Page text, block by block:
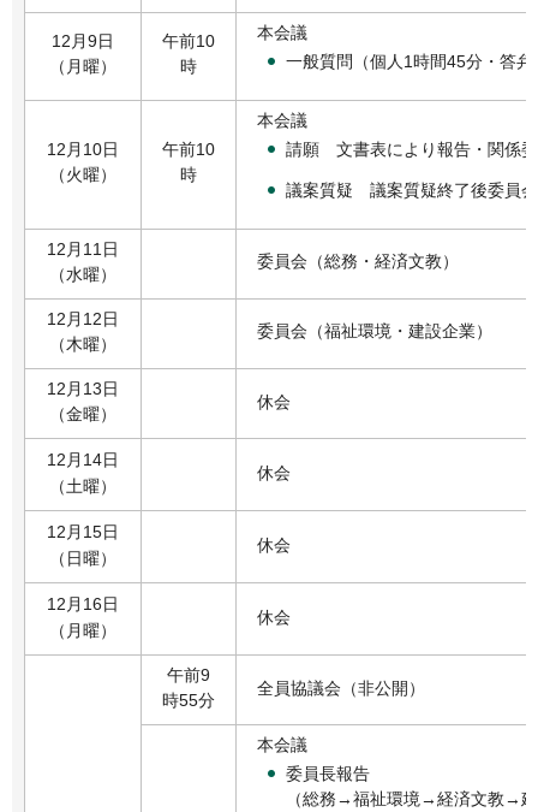
12月9日
（月曜）
午前10
時
本会議
一般質問（個人1時間45分・答
12月10日
（火曜）
午前10
時
本会議
請願 文書表により報告・関係
議案質疑 議案質疑終了後委員
12月11日
（水曜）
委員会（総務・経済文教）
12月12日
（木曜）
委員会（福祉環境・建設企業）
12月13日
（金曜）
休会
12月14日
（土曜）
休会
12月15日
（日曜）
休会
12月16日
（月曜）
休会
午前9
時55分
全員協議会（非公開）
本会議
委員長報告
（総務→福祉環境→経済文教→